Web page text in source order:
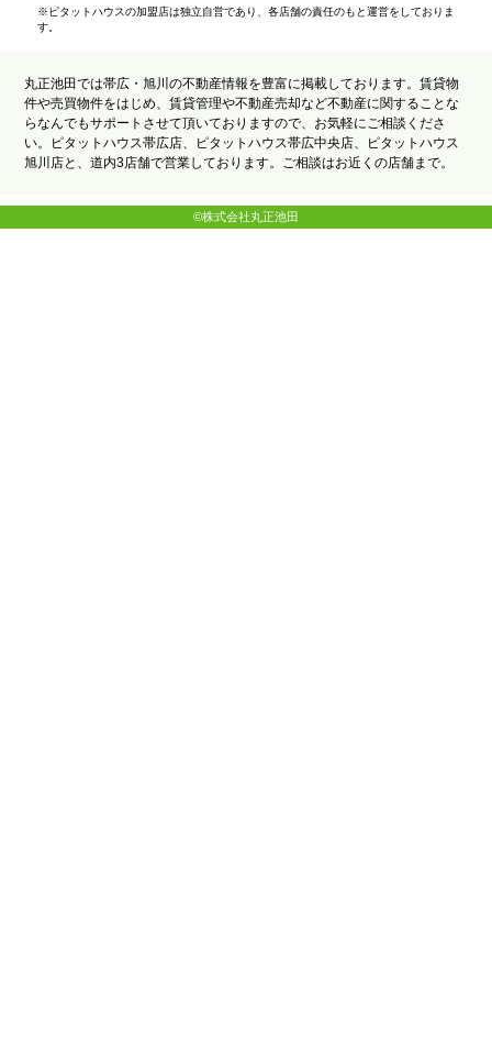
※ピタットハウスの加盟店は独立自営であり、各店舗の責任のもと運営をしておりま
す。
丸正池田では帯広・旭川の不動産情報を豊富に掲載しております。賃貸物
件や売買物件をはじめ、賃貸管理や不動産売却など不動産に関することな
らなんでもサポートさせて頂いておりますので、お気軽にご相談くださ
い。ピタットハウス帯広店、ピタットハウス帯広中央店、ピタットハウス
旭川店と、道内3店舗で営業しております。ご相談はお近くの店舗まで。
©株式会社丸正池田